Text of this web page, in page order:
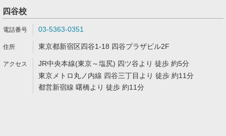
四谷校
03-5363-0351
東京都新宿区四谷1-18 四谷プラザビル2F
JR中央本線(東京～塩尻) 四ツ谷より 徒歩 約5分
東京メトロ丸ノ内線 四谷三丁目より 徒歩 約11分
都営新宿線 曙橋より 徒歩 約11分